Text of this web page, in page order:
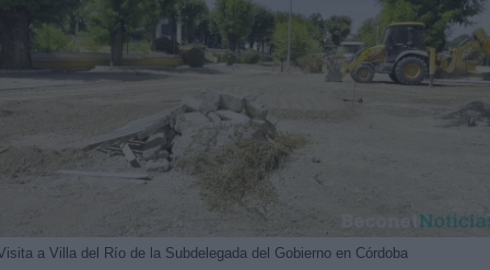
a Villa del Río de la Subdelegada del Gobierno en Córdoba